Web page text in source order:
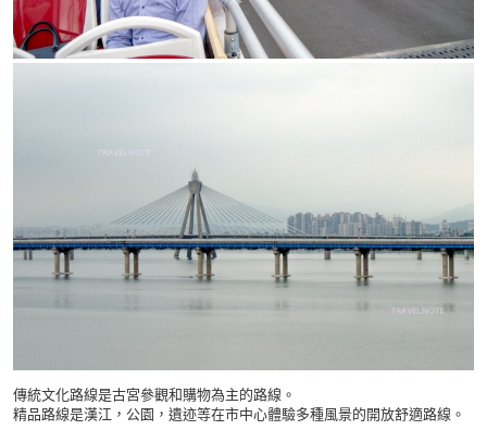
傳統文化路線是古宮參觀和購物為主的路線。
精品路線是漢江，公園，遺迹等在市中心體驗多種風景的開放舒適路線。